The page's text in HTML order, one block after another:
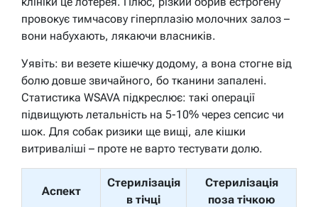
провокує тимчасову гіперплазію молочних залоз –
вони набухають, лякаючи власників.
Уявіть: ви везете кішечку додому, а вона стогне від
болю довше звичайного, бо тканини запалені.
Статистика WSAVA підкреслює: такі операції
підвищують летальність на 5-10% через сепсис чи
шок. Для собак ризики ще вищі, але кішки
витриваліші – проте не варто тестувати долю.
Аспект
Стерилізація
в тічці
Стерилізація
поза тічкою